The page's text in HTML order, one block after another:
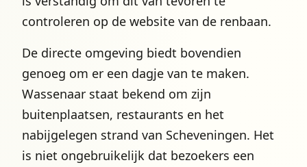
controleren op de website van de renbaan.
De directe omgeving biedt bovendien
genoeg om er een dagje van te maken.
Wassenaar staat bekend om zijn
buitenplaatsen, restaurants en het
nabijgelegen strand van Scheveningen. Het
is niet ongebruikelijk dat bezoekers een